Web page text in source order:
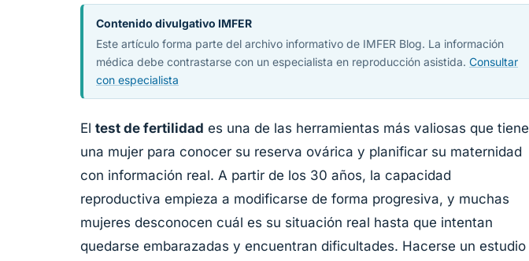
Contenido divulgativo IMFER
Este artículo forma parte del archivo informativo de IMFER Blog. La información
médica debe contrastarse con un especialista en reproducción asistida. Consultar
con especialista
El test de fertilidad es una de las herramientas más valiosas que tiene
una mujer para conocer su reserva ovárica y planificar su maternidad
con información real. A partir de los 30 años, la capacidad
reproductiva empieza a modificarse de forma progresiva, y muchas
mujeres desconocen cuál es su situación real hasta que intentan
quedarse embarazadas y encuentran dificultades. Hacerse un estudio